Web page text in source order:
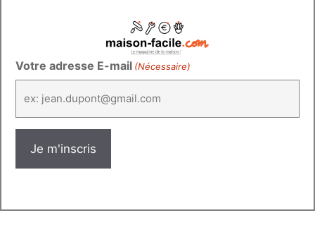
Votre adresse E-mail (Nécessaire)